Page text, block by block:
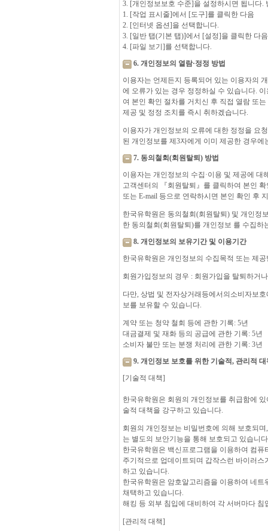
3. [개인정보보호 수준]을 설정하시면 됩니다.
1. [작업 표시줄]에서 [도구]를 클릭한 다음
2. [인터넷 옵션]을 선택합니다.
3. [일반 탭(기본 탭)]에서 [설정]을 클릭한 다음
4. [파일 보기]를 선택합니다.
6. 개인정보의 열람·정정 방법
이용자는 언제든지 등록되어 있는 이용자의
에 오류가 있는 경우 정정하실 수 있습니다.
여 본인 확인 절차를 거치신 후 직접 열람 또
제공 및 정정 조치를 즉시 취하겠습니다.
이용자가 개인정보의 오류에 대한 정정을 요
된 개인정보를 제3자에게 이미 제공한 경우
7. 동의철회(회원탈퇴) 방법
이용자는 개인정보의 수집·이용 및 제공에
고객센터의 『회원탈퇴』를 클릭하여 본인
또는 E-mail 등으로 연락하시면 본인 확인 후
한국유학원은 동의철회(회원탈퇴) 및 개인정
한 동의철회(회원탈퇴)를 개인정보 를 수집
8. 개인정보의 보유기간 및 이용기간
한국유학원은 개인정보의 수집목적 또는 제
회원가입정보의 경우 : 회원가입을 탈퇴하거
다만, 상법 및 전자상거래등에서의소비자보
보를 보유할 수 있습니다.
계약 또는 청약 철회 등에 관한 기록: 5년
대금결제 및 재화 등의 공급에 관한 기록: 5년
소비자 불만 또는 분쟁 처리에 관한 기록: 3년
9. 개인정보 보호를 위한 기술적, 관리적 대
[기술적 대책]
한국유학원은 회원의 개인정보를 취급함에
술적 대책을 강구하고 있습니다.
회원의 개인정보는 비밀번호에 의해 보호되
는 별도의 보안기능을 통해 보호되고 있습니
한국유학원은 백신프로그램을 이용하여 컴
주기적으로 업데이트되며 갑작스런 바이러
하고 있습니다.
한국유학원은 암호알고리즘을 이용하여 네
채택하고 있습니다.
해킹 등 외부 침입에 대비하여 각 서버마다
[관리적 대책]